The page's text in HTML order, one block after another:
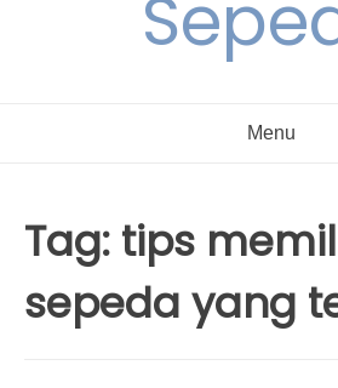
Menu
Tag: tips
sepeda yang